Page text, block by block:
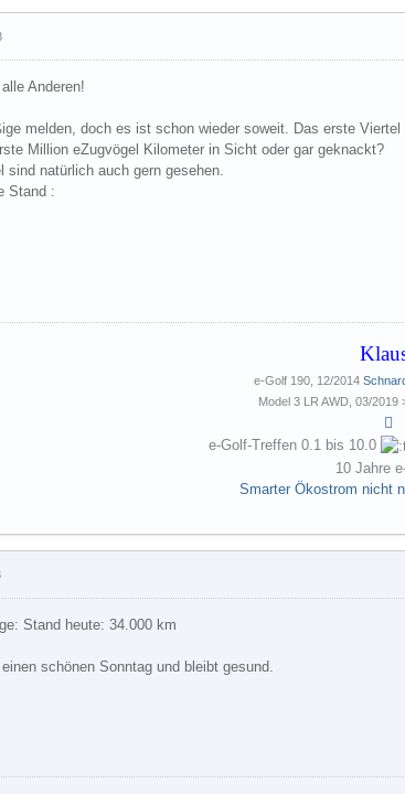
Anderen!
melden, doch es ist schon wieder soweit. Das erste
Million eZugvögel Kilometer in Sicht oder gar geknackt?
sind natürlich auch gern gesehen.
Stand :
e-Golf 190, 12/2014
Model 3 LR AWD, 03/2019
e-Golf-Treffen 0.1 bis 10.0
10 Jahre
Smarter Ökostrom nicht
Stand heute: 34.000 km
schönen Sonntag und bleibt gesund.